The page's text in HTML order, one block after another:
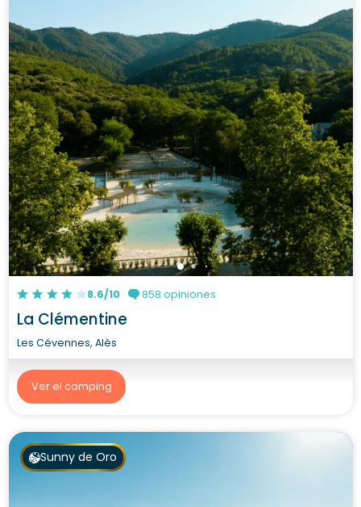
8.6/10 858 opiniones
La Clémentine
Les Cévennes, Alès
Ver el camping
Sunny de Oro